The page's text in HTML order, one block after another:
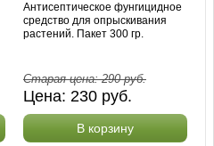
Антисептическое фунгицидное
средство для опрыскивания
растений. Пакет 300 гр.
Старая цена:290руб.
Цена: 230 руб.
В корзину